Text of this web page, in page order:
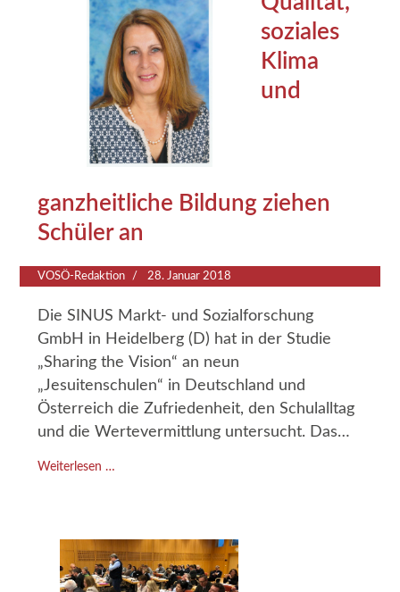
soziales
Klima
und
ganzheitliche Bildung ziehen
Schüler an
VOSÖ-Redaktion 28. Januar 2018
Die SINUS Markt- und Sozialforschung
GmbH in Heidelberg (D) hat in der Studie
„Sharing the Vision“ an neun
„Jesuitenschulen“ in Deutschland und
Österreich die Zufriedenheit, den Schulalltag
und die Wertevermittlung untersucht. Das
Schule eine hohe Zustimmung erfährt.“
Weiterlesen …